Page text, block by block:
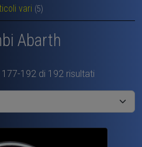
vari (5)
Abarth
192 di 192 risultati